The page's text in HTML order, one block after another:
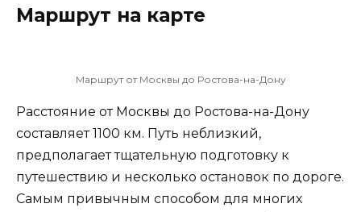
Маршрут на карте
Маршрут от Москвы до Ростова-на-Дону
Расстояние от Москвы до Ростова-на-Дону
составляет 1100 км. Путь неблизкий,
предполагает тщательную подготовку к
путешествию и несколько остановок по дороге.
Самым привычным способом для многих